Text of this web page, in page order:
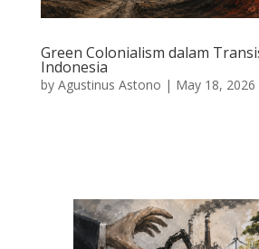
Green Colonialism dalam
Indonesia
by Agustinus Astono | May 18, 2026